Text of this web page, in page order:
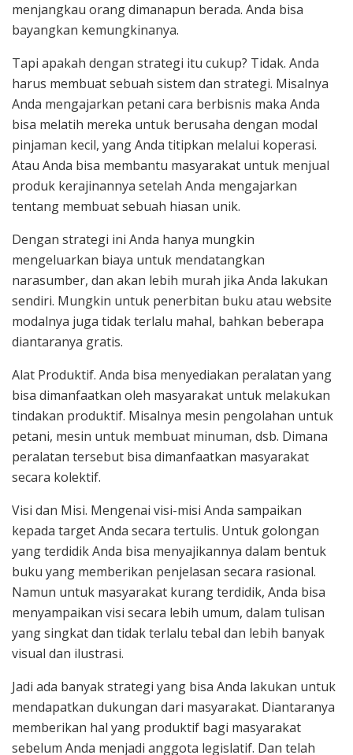
menjangkau orang dimanapun berada. Anda bisa
bayangkan kemungkinanya.
Tapi apakah dengan strategi itu cukup? Tidak. Anda
harus membuat sebuah sistem dan strategi. Misalnya
Anda mengajarkan petani cara berbisnis maka Anda
bisa melatih mereka untuk berusaha dengan modal
pinjaman kecil, yang Anda titipkan melalui koperasi.
Atau Anda bisa membantu masyarakat untuk menjual
produk kerajinannya setelah Anda mengajarkan
tentang membuat sebuah hiasan unik.
Dengan strategi ini Anda hanya mungkin
mengeluarkan biaya untuk mendatangkan
narasumber, dan akan lebih murah jika Anda lakukan
sendiri. Mungkin untuk penerbitan buku atau website
modalnya juga tidak terlalu mahal, bahkan beberapa
diantaranya gratis.
Alat Produktif. Anda bisa menyediakan peralatan yang
bisa dimanfaatkan oleh masyarakat untuk melakukan
tindakan produktif. Misalnya mesin pengolahan untuk
petani, mesin untuk membuat minuman, dsb. Dimana
peralatan tersebut bisa dimanfaatkan masyarakat
secara kolektif.
Visi dan Misi. Mengenai visi-misi Anda sampaikan
kepada target Anda secara tertulis. Untuk golongan
yang terdidik Anda bisa menyajikannya dalam bentuk
buku yang memberikan penjelasan secara rasional.
Namun untuk masyarakat kurang terdidik, Anda bisa
menyampaikan visi secara lebih umum, dalam tulisan
yang singkat dan tidak terlalu tebal dan lebih banyak
visual dan ilustrasi.
Jadi ada banyak strategi yang bisa Anda lakukan untuk
mendapatkan dukungan dari masyarakat. Diantaranya
memberikan hal yang produktif bagi masyarakat
sebelum Anda menjadi anggota legislatif. Dan telah